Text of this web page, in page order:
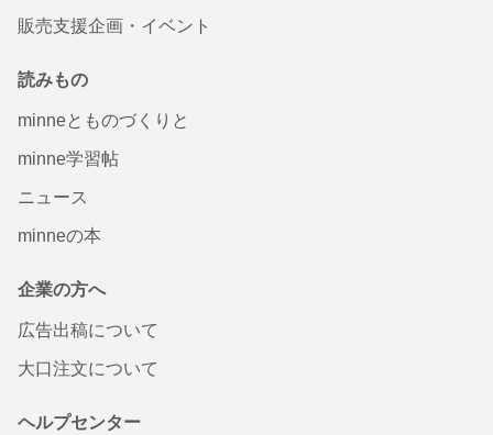
販売支援企画・イベント
読みもの
minneとものづくりと
minne学習帖
ニュース
minneの本
企業の方へ
広告出稿について
大口注文について
ヘルプセンター